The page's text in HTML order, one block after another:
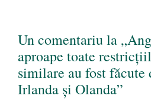
Un comentariu la
aproape toate
similare au fost făcute
Irlanda și Olanda”